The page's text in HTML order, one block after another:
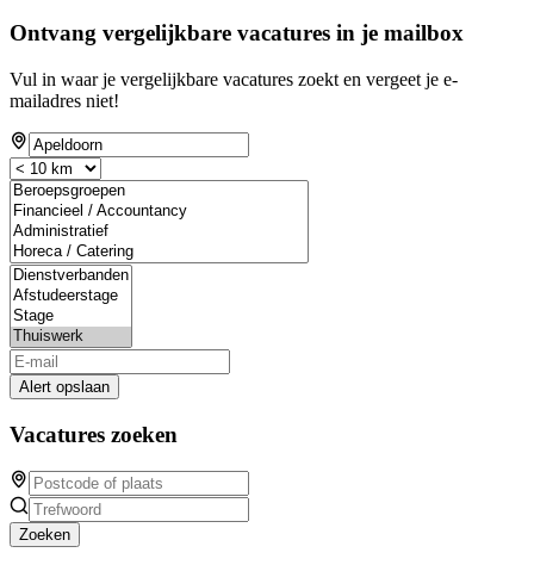
Ontvang vergelijkbare vacatures in je mailbox
Vul in waar je vergelijkbare vacatures zoekt en vergeet je e-
mailadres niet!
Alert opslaan
Vacatures zoeken
Zoeken